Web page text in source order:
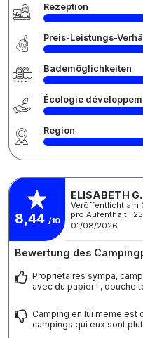
Rezeption
Preis-Leistungs-
Bademöglichkeiten
Écologie
Region
8,44 /10
ELISABETH G.
Veröffentlicht am
pro Aufenthalt :
01/08/2026
Bewertung des
Propriétaires sympa,
avec du papier ! , douche
Camping en lui meme est
campings qui eux sont